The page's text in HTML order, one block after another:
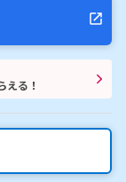
える！